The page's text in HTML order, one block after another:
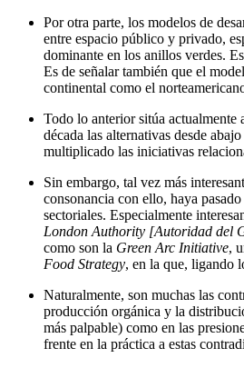
Por otra parte, los modelos de
entre espacio público y privado,
dominante en los anillos verdes.
Es de señalar también que el
continental como el
Todo lo anterior sitúa actualmente
década las alternativas desde
multiplicado las iniciativas
Sin embargo, tal vez más
consonancia con ello, haya
sectoriales. Especialmente
London Authority [Autoridad del
como son la Green Arc Initiative,
Food Strategy, en la que, ligando
Naturalmente, son muchas las
producción orgánica y la
más palpable) como en las
frente en la práctica a estas